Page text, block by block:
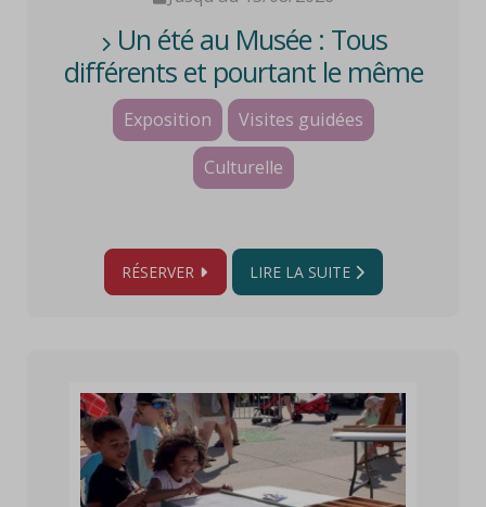
Un été au Musée : Tous
différents et pourtant le même
HORIZON
Exposition
Visites guidées
Culturelle
RÉSERVER LIRE LA SUITE